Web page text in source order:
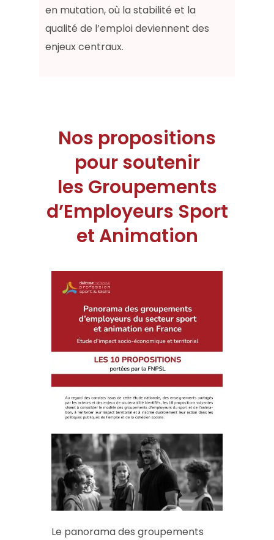
en mutation, où la stabilité et la
qualité de l’emploi deviennent des
enjeux centraux.
Nos propositions
pour soutenir
les Groupements
d’Employeurs Sport
et Animation
Le panorama des groupements